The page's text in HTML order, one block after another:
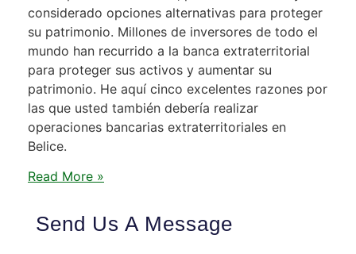
considerado opciones alternativas para proteger
su patrimonio. Millones de inversores de todo el
mundo han recurrido a la banca extraterritorial
para proteger sus activos y aumentar su
patrimonio. He aquí cinco excelentes razones por
las que usted también debería realizar
operaciones bancarias extraterritoriales en
Belice.
Read More »
Send Us A Message